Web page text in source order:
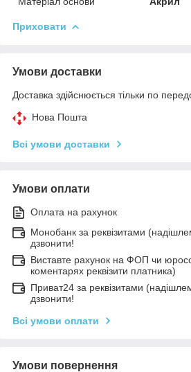
Приховати
Умови доставки
Доставка здійснюється тільки по
Нова Пошта
Всі умови доставки
Умови оплати
Оплата на рахунок
Монобанк за реквізитами
дзвонити!
Виставте рахунок на ФОП чи
коментарях реквізити платника)
Приват24 за реквізитами
дзвонити!
Всі умови оплати
Умови повернення